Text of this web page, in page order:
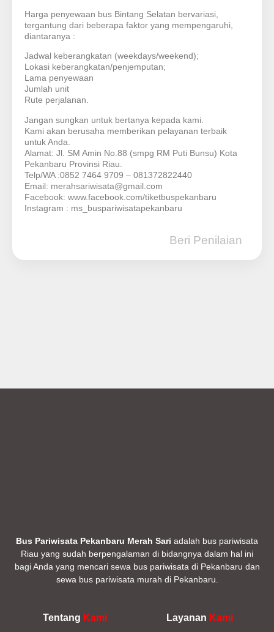
Harga penyewaan bus Bintang Selatan bervariasi,
tergantung dari beberapa faktor yang mempengaruhi,
diantaranya :
Jadwal keberangkatan (weekdays/weekend);
Lokasi keberangkatan/penjemputan;
Lama penyewaan
Jumlah unit
Rute perjalanan.
Jangan sungkan untuk bertanya kepada kami.
Kami akan berusaha memberikan pelayanan terbaik
untuk Anda.
Alamat: Jl. SM Amin No.88 (smpg RM Puti Bunsu) Kota
Pekanbaru Provinsi Riau.
Telp/WA :0852 7464 9709 – 081372822440
Email: merahsariwisata@gmail.com
Facebook: www.facebook.com/tiketbuspekanbaru
Instagram : ms_buspariwisatapekanbaru
Beri Penilaian
Bus Pariwisata Pekanbaru Merah Sari adalah bus pariwisata
Riau yang sudah berpengalaman di bidangnya dalam hal ini
bagi Anda yang mencari sewa bus pariwisata di Pekanbaru dan
sewa bus pariwisata murah di Pekanbaru.
Tentang Kami Layanan Kami